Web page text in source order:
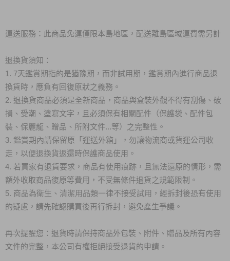
運送服務：此商品免運僅限本島地區，配送離島區域運費需另計
退換貨須知：
1. 7天鑑賞期指的是猶豫期，而非試用期，鑑賞期內進行商品退
換貨時，應負有回復原狀之義務。
2. 退換貨商品必須是全新商品，商品與盒裝外觀不得有刮傷、破
損、受潮、塗寫文字，且必須保有相關配件（保護袋、配件包
裝、保麗龍、贈品、所附文件...等）之完整性。
3. 鑑賞期內請保留原「運送外箱」，勿讓物流商或貨運公司收
走，以便退換貨返還時保護商品使用。
4. 若買家有退貨要求，商品有使用痕跡，且無法還原的情形，需
額外收取商品復原等費用，不受無條件退貨之規範限制。
5. 商品為衛生、清潔用品類一律不接受試用，經拆封後恐有使用
的疑慮，請先確認購買後再行拆封，避免產生爭議。
再次提醒您：退貨時請保持商品外包裝、附件、贈品及所有內容
文件的完整，本公司有權拒絕接受退貨的申請。